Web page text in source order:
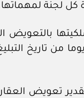
كل لجنة
بالتعويض
خلال المدة التي تحددها الشركة
تعويض